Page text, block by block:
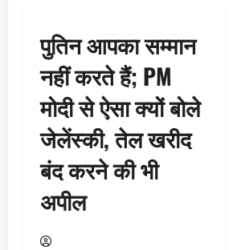
पुतिन आपका सम्मान
नहीं करते हैं; PM
मोदी से ऐसा क्यों बोले
जेलेंस्की, तेल खरीद
बंद करने की भी
अपील